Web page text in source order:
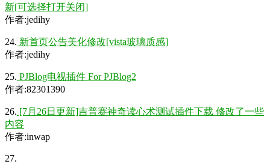
新[可选择打开关闭]
作者:jedihy
24. 新首页公告美化修改[vista玻璃质感]
作者:jedihy
25. PJBlog电视插件 For PJBlog2
作者:82301390
26. [7月26日更新]吉普赛神奇读心术测试插件下载 修改了一些
内容
作者:inwap
27.